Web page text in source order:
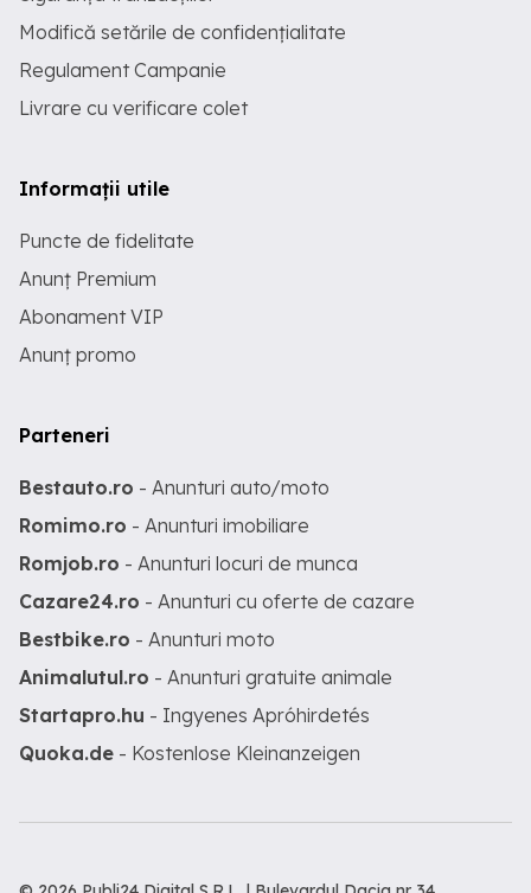
Modifică setările de confidențialitate
Regulament Campanie
Livrare cu verificare colet
Informații utile
Puncte de fidelitate
Anunț Premium
Abonament VIP
Anunț promo
Parteneri
Bestauto.ro - Anunturi auto/moto
Romimo.ro - Anunturi imobiliare
Romjob.ro - Anunturi locuri de munca
Cazare24.ro - Anunturi cu oferte de cazare
Bestbike.ro - Anunturi moto
Animalutul.ro - Anunturi gratuite animale
Startapro.hu - Ingyenes Apróhirdetés
Quoka.de - Kostenlose Kleinanzeigen